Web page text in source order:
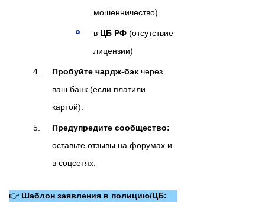
мошенничество)
в ЦБ РФ (отсутствие
лицензии)
Пробуйте чардж-бэк через
ваш банк (если платили
картой).
Предупредите сообщество:
оставьте отзывы на форумах и
в соцсетях.
👉 Шаблон заявления в полицию/ЦБ: